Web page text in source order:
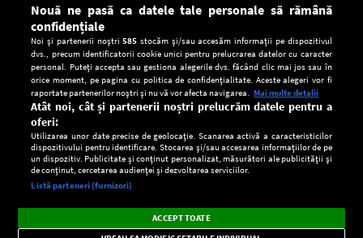
Descarcă gratuit aplicaţia Europa FM pentru smartphone:
Setări:
Dark
Mode
Radio live, podcasturi, știri și alerte
importante.
×
Nouă ne pasă ca datele tale personale să rămână
confidențiale
Noi și partenerii noștri585 stocăm și/sau accesăm informații pe dispozitivul
dvs., precum identificatorii cookie unici pentru prelucrarea datelor cu caracter
personal. Puteți accepta sau gestiona alegerile dvs. făcând clic mai jos sau în
orice moment, pe pagina cu politica de confidențialitate. Aceste alegeri vor fi
raportate partenerilor noștri și nu vă vor afecta navigarea. Mai multe detalii
Atât noi, cât și partenerii noștri prelucrăm datele pentru a
oferi:
Utilizarea unor date precise de geolocație. Scanarea activă a caracteristicilor
dispozitivului pentru identificare. Stocarea și/sau accesarea informațiilor de pe
un dispozitiv. Publicitate și conținut personalizat, măsurători ale publicității și
de conținut, cercetarea audienței și dezvoltarea serviciilor.
Listă parteneri (furnizori)
ACCEPT TOATE